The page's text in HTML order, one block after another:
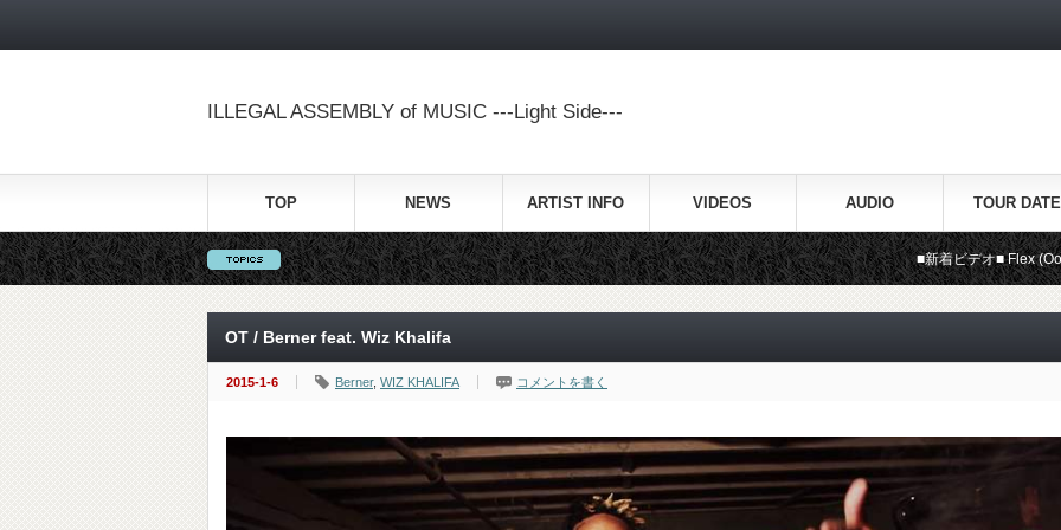
ILLEGAL ASSEMBLY of MUSIC ---Light Side---
TOP NEWS ARTIST INFO VIDEOS AUDIO TOUR DATE
■新着ビデオ■ Flex (Ooh, Ooh, Ooh) /
OT / Berner feat. Wiz Khalifa
2015-1-6 Berner, WIZ KHALIFA コメントを書く